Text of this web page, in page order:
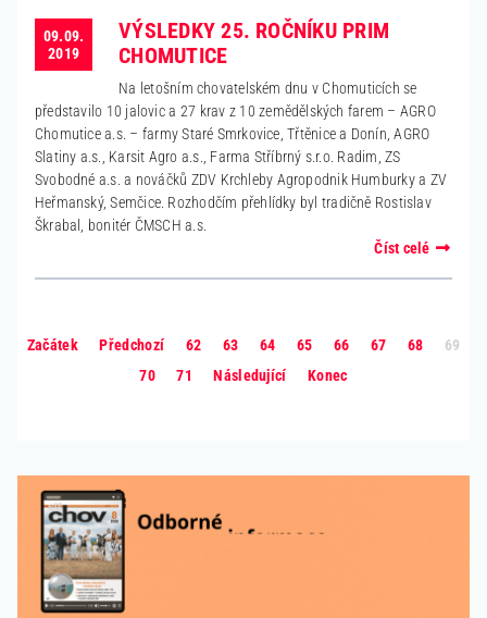
09.09.
2019
VÝSLEDKY 25. ROČNÍKU PRIM
CHOMUTICE
Na letošním chovatelském dnu v Chomuticích se
představilo 10 jalovic a 27 krav z 10 zemědělských farem – AGRO
Chomutice a.s. – farmy Staré Smrkovice, Třtěnice a Donín, AGRO
Slatiny a.s., Karsit Agro a.s., Farma Stříbrný s.r.o. Radim, ZS
Svobodné a.s. a nováčků ZDV Krchleby Agropodnik Humburky a ZV
Heřmanský, Semčice. Rozhodčím přehlídky byl tradičně Rostislav
Škrabal, bonitér ČMSCH a.s.
Číst celé
Začátek Předchozí 62 63 64 65 66 67 68
69
70
71 Následující Konec